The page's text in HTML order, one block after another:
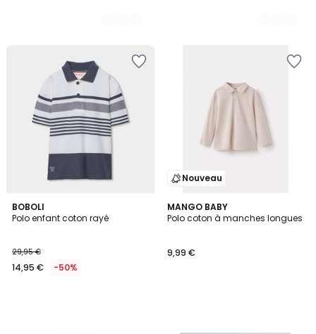
BOBOLI
Polo enfant coton rayé
29,95 €
14,95 € -50%
Nouveau
MANGO BABY
Polo coton à manches longues
9,99 €